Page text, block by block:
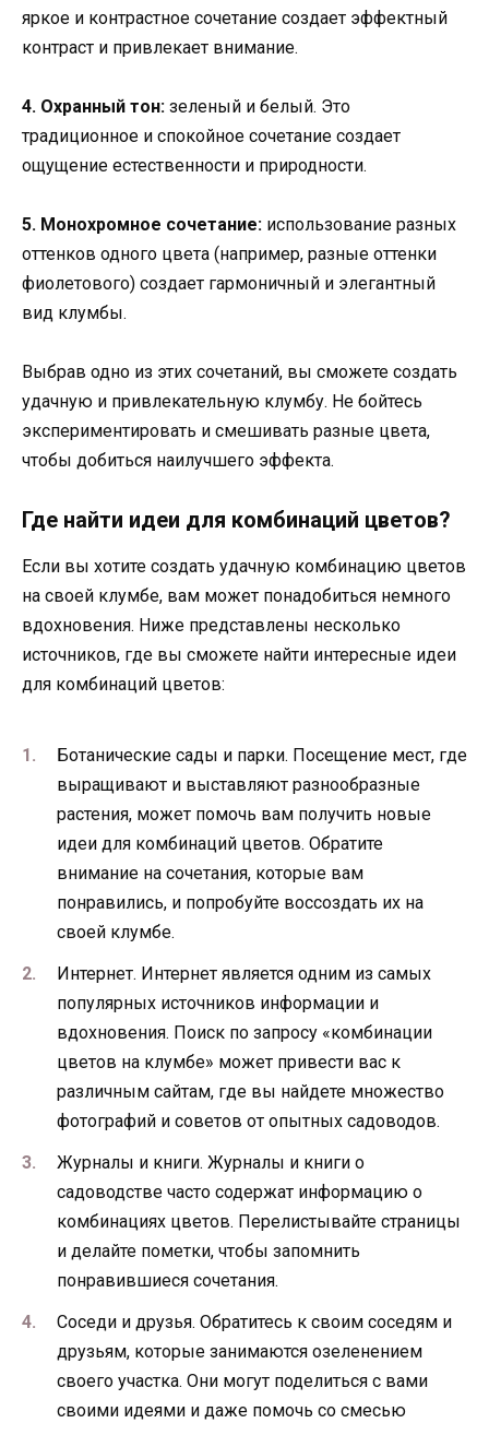
яркое и контрастное сочетание создает эффектный
контраст и привлекает внимание.
4. Охранный тон: зеленый и белый. Это
традиционное и спокойное сочетание создает
ощущение естественности и природности.
5. Монохромное сочетание: использование разных
оттенков одного цвета (например, разные оттенки
фиолетового) создает гармоничный и элегантный
вид клумбы.
Выбрав одно из этих сочетаний, вы сможете создать
удачную и привлекательную клумбу. Не бойтесь
экспериментировать и смешивать разные цвета,
чтобы добиться наилучшего эффекта.
Где найти идеи для комбинаций цветов?
Если вы хотите создать удачную комбинацию цветов
на своей клумбе, вам может понадобиться немного
вдохновения. Ниже представлены несколько
источников, где вы сможете найти интересные идеи
для комбинаций цветов:
Ботанические сады и парки. Посещение мест, где
выращивают и выставляют разнообразные
растения, может помочь вам получить новые
идеи для комбинаций цветов. Обратите
внимание на сочетания, которые вам
понравились, и попробуйте воссоздать их на
своей клумбе.
Интернет. Интернет является одним из самых
популярных источников информации и
вдохновения. Поиск по запросу «комбинации
цветов на клумбе» может привести вас к
различным сайтам, где вы найдете множество
фотографий и советов от опытных садоводов.
Журналы и книги. Журналы и книги о
садоводстве часто содержат информацию о
комбинациях цветов. Перелистывайте страницы
и делайте пометки, чтобы запомнить
понравившиеся сочетания.
Соседи и друзья. Обратитесь к своим соседям и
друзьям, которые занимаются озеленением
своего участка. Они могут поделиться с вами
своими идеями и даже помочь со смесью